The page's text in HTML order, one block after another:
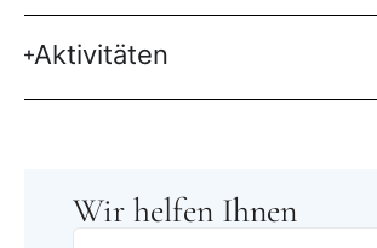
Aktivitäten
Wir helfen Ihnen